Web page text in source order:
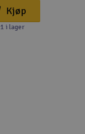
Kjøp
1 i lager